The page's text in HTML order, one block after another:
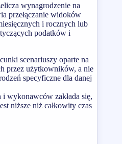
wynagrodzenie na
przełączanie widoków
i rocznych lub
podatków i
scenariuszy oparte na
przez użytkowników, a nie
specyficzne dla danej
wykonawców zakłada się,
niższe niż całkowity czas